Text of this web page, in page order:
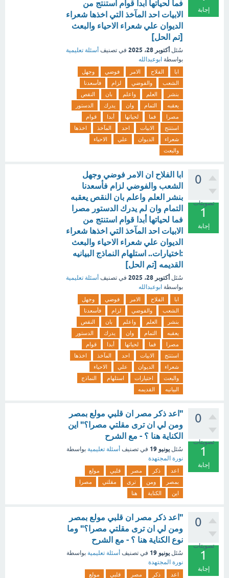
إجابة
فما لحياتها أبدا قوام استنتج من
الابيات احد المآخذ التي اخذها شعراء
الديوان علي شعراء الاحياء والبعث
[تم الحل]
سُئل أكتوبر 28، 2025 في تصنيف أسئلة تعليمية
بواسطة ابوعبدالله
ابا الفلاح الامر فوضي
وجهل
الشعب
والفوضي لزام
فأسعدنا
بنشر
العلم واعلم بان
النقص
يعقبه
التمام وان يدرك
الدستور
مصرا
فما لحياتها أبدا
قوام
استنتج
الابيات احد المآخذ
اخذها
شعراء
الديوان علي
الاحياء
والبعث
0
تصويتات
1
إجابة
ابا الفلاح ان الامر فوضي وجهل
الشعب والفوضي لزام فأسعدنا
بنشر العلم واعلم بان النقص يعقبه
التمام وان لم يدرك الدستور مصرا
فما لحياتها أبدا قوام استنتج من
الابيات احد المآخذ التي اخذها شعراء
الديوان علي شعراء الاحياء والبعث
:اختيارات.. استلهام النماذج البيانيه
القديمه [تم الحل]
سُئل أكتوبر 28، 2025 في تصنيف أسئلة تعليمية
بواسطة ابوعبدالله
ابا الفلاح الامر فوضي
وجهل
الشعب
والفوضي لزام
فأسعدنا
بنشر
العلم واعلم بان
النقص
يعقبه
التمام وان يدرك
الدستور
مصرا
فما لحياتها أبدا
قوام
استنتج
الابيات احد المآخذ
اخذها
شعراء
الديوان علي
الاحياء
والبعث
اختيارات استلهام
النماذج
البيانيه
القديمه
0
تصويتات
1
إجابة
"اعد ذكر مصر ان قلبي مولع بمصر
ومن لي ان ترى مقلتي مصرا؟" اين
الكناية هنا ؟ - مع الشرح
سُئل يونيو 19 في تصنيف أسئلة تعليمية بواسطة
نورة المجتهدة
اعد ذكر مصر قلبي
مولع
بمصر
ومن ترى مقلتي
مصرا
اين
الكناية هنا
0
تصويتات
1
إجابة
"اعد ذكر مصر ان قلبي مولع بمصر
ومن لي ان ترى مقلتي مصرا؟" وما
نوع الكناية هنا ؟ - مع الشرح
سُئل يونيو 19 في تصنيف أسئلة تعليمية بواسطة
نورة المجتهدة
اعد ذكر مصر قلبي
مولع